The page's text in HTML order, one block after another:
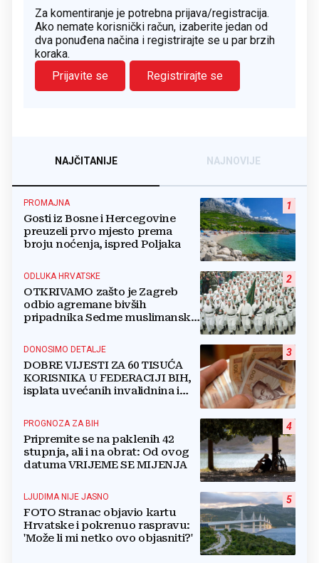
Za komentiranje je potrebna prijava/registracija.
Ako nemate korisnički račun, izaberite jedan od
dva ponuđena načina i registrirajte se u par brzih
koraka.
Prijavite se
Registrirajte se
NAJČITANIJE NAJNOVIJE
1
PROMAJNA
Gosti iz Bosne i Hercegovine
preuzeli prvo mjesto prema
broju noćenja, ispred Poljaka
2
ODLUKA HRVATSKE
OTKRIVAMO zašto je Zagreb
odbio agremane bivših
pripadnika Sedme muslimanske
3
DONOSIMO DETALJE
DOBRE VIJESTI ZA 60 TISUĆA
KORISNIKA U FEDERACIJI BIH,
isplata uvećanih invalidnina i
4
PROGNOZA ZA BIH
Pripremite se na paklenih 42
stupnja, ali i na obrat: Od ovog
datuma VRIJEME SE MIJENJA
5
LJUDIMA NIJE JASNO
FOTO Stranac objavio kartu
Hrvatske i pokrenuo raspravu:
'Može li mi netko ovo objasniti?'